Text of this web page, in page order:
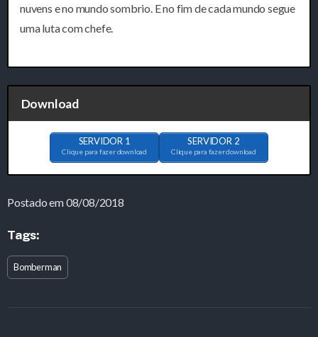
nuvens e no mundo sombrio. E no fim de cada mundo segue
uma luta com chefe.
Download
SERVIDOR 1
Clique para fazer download
SERVIDOR 2
Clique para fazer download
Postado em 08/08/2018
Tags:
Bomberman